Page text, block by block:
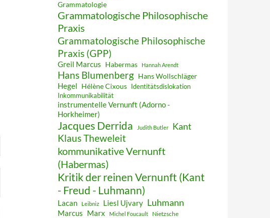
Grammatologie
Grammatologische Philosophische
Praxis
Grammatologische Philosophische
Praxis (GPP)
Greil Marcus Habermas Hannah Arendt
Hans Blumenberg Hans Wollschläger
Hegel Hélène Cixous Identitätsdislokation
Inkommunikabilität
instrumentelle Vernunft (Adorno -
Horkheimer)
Jacques Derrida Judith Butler Kant
Klaus Theweleit
kommunikative Vernunft
(Habermas)
Kritik der reinen Vernunft (Kant
- Freud - Luhmann)
Lacan Leibniz Liesl Ujvary Luhmann
Marcus Marx Michel Foucault Nietzsche